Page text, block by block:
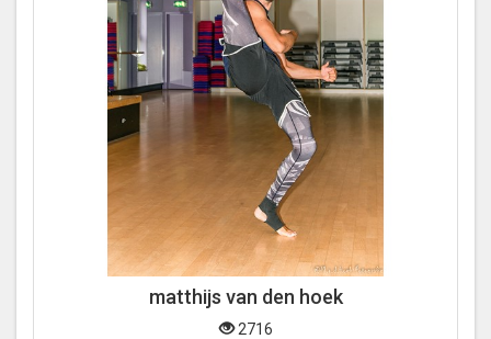
matthijs van den hoek
2716